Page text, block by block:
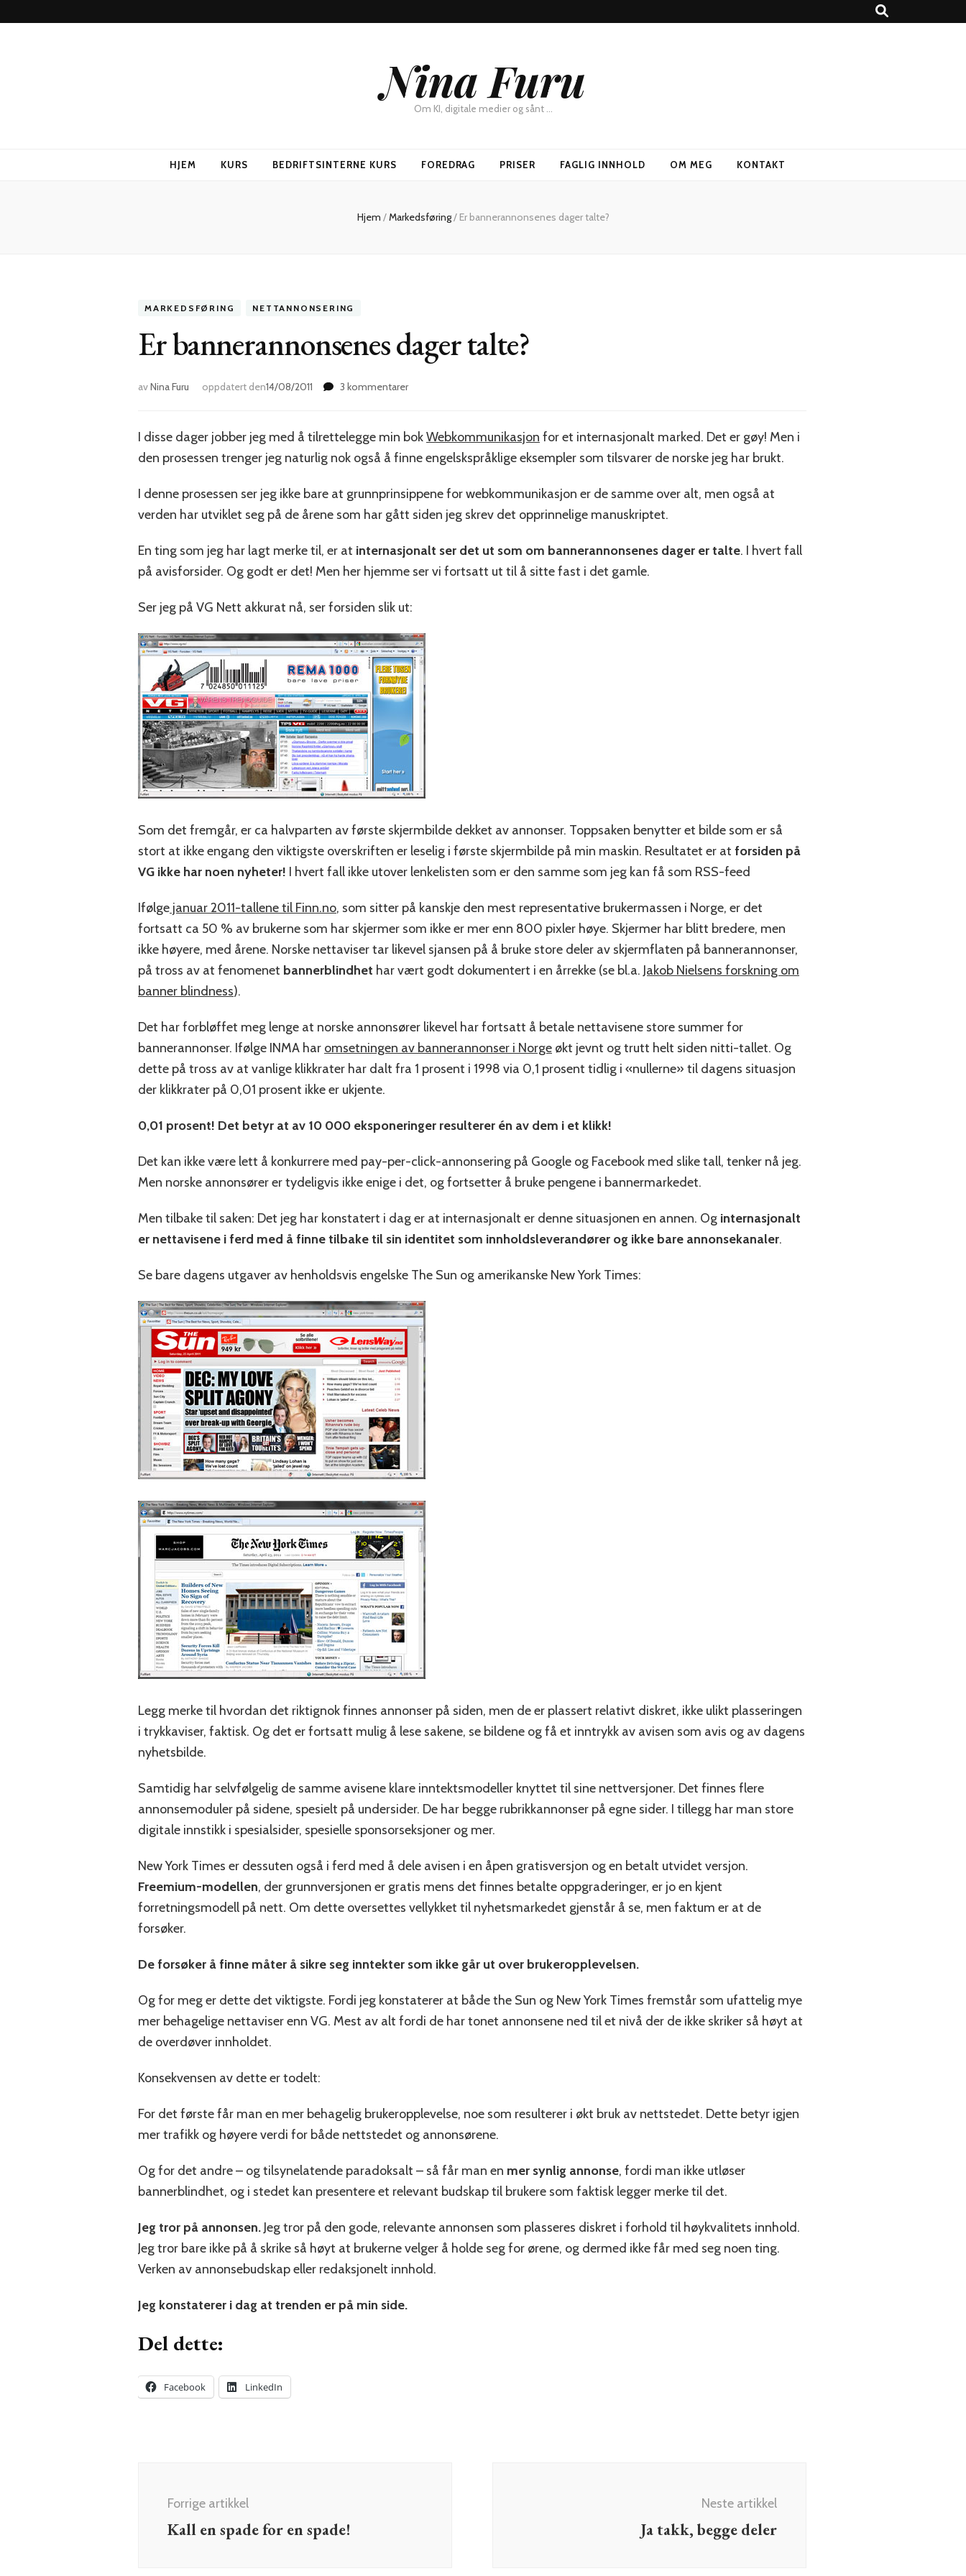
Nina Furu
Om KI, digitale medier og sånt …
HJEM KURS BEDRIFTSINTERNE KURS FOREDRAG PRISER FAGLIG INNHOLD OM MEG KONTAKT
Hjem /Markedsføring/ Er bannerannonsenes dager talte?
MARKEDSFØRING NETTANNONSERING
Er bannerannonsenes dager talte?
avNina Furu oppdatert den14/08/2011 3 kommentarertil
dager
talte?
I disse dager jobber jeg med å tilrettelegge min bokWebkommunikasjon for et internasjonalt marked. Det er gøy! Men i
den prosessen trenger jeg naturlig nok også å finne engelskspråklige eksempler som tilsvarer de norske jeg har brukt.
I denne prosessen ser jeg ikke bare at grunnprinsippene for webkommunikasjon er de samme over alt, men også at
verden har utviklet seg på de årene som har gått siden jeg skrev det opprinnelige manuskriptet.
En ting som jeg har lagt merke til, er at internasjonalt ser det ut som om bannerannonsenes dager er talte. I hvert fall
på avisforsider. Og godt er det! Men her hjemme ser vi fortsatt ut til å sitte fast i det gamle.
Ser jeg på VG Nett akkurat nå, ser forsiden slik ut:
Som det fremgår, er ca halvparten av første skjermbilde dekket av annonser. Toppsaken benytter et bilde som er så
stort at ikke engang den viktigste overskriften er leselig i første skjermbilde på min maskin. Resultatet er at forsiden på
VG ikke har noen nyheter! I hvert fall ikke utover lenkelisten som er den samme som jeg kan få som RSS-feed
Ifølge januar 2011-tallene til Finn.no, som sitter på kanskje den mest representative brukermassen i Norge, er det
fortsatt ca 50 % av brukerne som har skjermer som ikke er mer enn 800 pixler høye. Skjermer har blitt bredere, men
ikke høyere, med årene. Norske nettaviser tar likevel sjansen på å bruke store deler av skjermflaten på bannerannonser,
på tross av at fenomenet bannerblindhet har vært godt dokumentert i en årrekke (se bl.a. Jakob Nielsens forskning om
banner blindness).
Det har forbløffet meg lenge at norske annonsører likevel har fortsatt å betale nettavisene store summer for
bannerannonser. Ifølge INMA har omsetningen av bannerannonser i Norge økt jevnt og trutt helt siden nitti-tallet. Og
dette på tross av at vanlige klikkrater har dalt fra 1 prosent i 1998 via 0,1 prosent tidlig i «nullerne» til dagens situasjon
der klikkrater på 0,01 prosent ikke er ukjente.
0,01 prosent! Det betyr at av 10 000 eksponeringer resulterer én av dem i et klikk!
Det kan ikke være lett å konkurrere med pay-per-click-annonsering på Google og Facebook med slike tall, tenker nå jeg.
Men norske annonsører er tydeligvis ikke enige i det, og fortsetter å bruke pengene i bannermarkedet.
Men tilbake til saken: Det jeg har konstatert i dag er at internasjonalt er denne situasjonen en annen. Og internasjonalt
er nettavisene i ferd med å finne tilbake til sin identitet som innholdsleverandører og ikke bare annonsekanaler.
Se bare dagens utgaver av henholdsvis engelske The Sun og amerikanske New York Times:
Legg merke til hvordan det riktignok finnes annonser på siden, men de er plassert relativt diskret, ikke ulikt plasseringen
i trykkaviser, faktisk. Og det er fortsatt mulig å lese sakene, se bildene og få et inntrykk av avisen som avis og av dagens
nyhetsbilde.
Samtidig har selvfølgelig de samme avisene klare inntektsmodeller knyttet til sine nettversjoner. Det finnes flere
annonsemoduler på sidene, spesielt på undersider. De har begge rubrikkannonser på egne sider. I tillegg har man store
digitale innstikk i spesialsider, spesielle sponsorseksjoner og mer.
New York Times er dessuten også i ferd med å dele avisen i en åpen gratisversjon og en betalt utvidet versjon.
Freemium-modellen, der grunnversjonen er gratis mens det finnes betalte oppgraderinger, er jo en kjent
forretningsmodell på nett. Om dette oversettes vellykket til nyhetsmarkedet gjenstår å se, men faktum er at de
forsøker.
De forsøker å finne måter å sikre seg inntekter som ikke går ut over brukeropplevelsen.
Og for meg er dette det viktigste. Fordi jeg konstaterer at både the Sun og New York Times fremstår som ufattelig mye
mer behagelige nettaviser enn VG. Mest av alt fordi de har tonet annonsene ned til et nivå der de ikke skriker så høyt at
de overdøver innholdet.
Konsekvensen av dette er todelt:
For det første får man en mer behagelig brukeropplevelse, noe som resulterer i økt bruk av nettstedet. Dette betyr igjen
mer trafikk og høyere verdi for både nettstedet og annonsørene.
Og for det andre – og tilsynelatende paradoksalt – så får man en mer synlig annonse, fordi man ikke utløser
bannerblindhet, og i stedet kan presentere et relevant budskap til brukere som faktisk legger merke til det.
Jeg tror på annonsen. Jeg tror på den gode, relevante annonsen som plasseres diskret i forhold til høykvalitets innhold.
Jeg tror bare ikke på å skrike så høyt at brukerne velger å holde seg for ørene, og dermed ikke får med seg noen ting.
Verken av annonsebudskap eller redaksjonelt innhold.
Jeg konstaterer i dag at trenden er på min side.
Del dette:
Facebook LinkedIn
Forrige artikkel
Kall en spade for en spade!
Neste artikkel
Ja takk, begge deler